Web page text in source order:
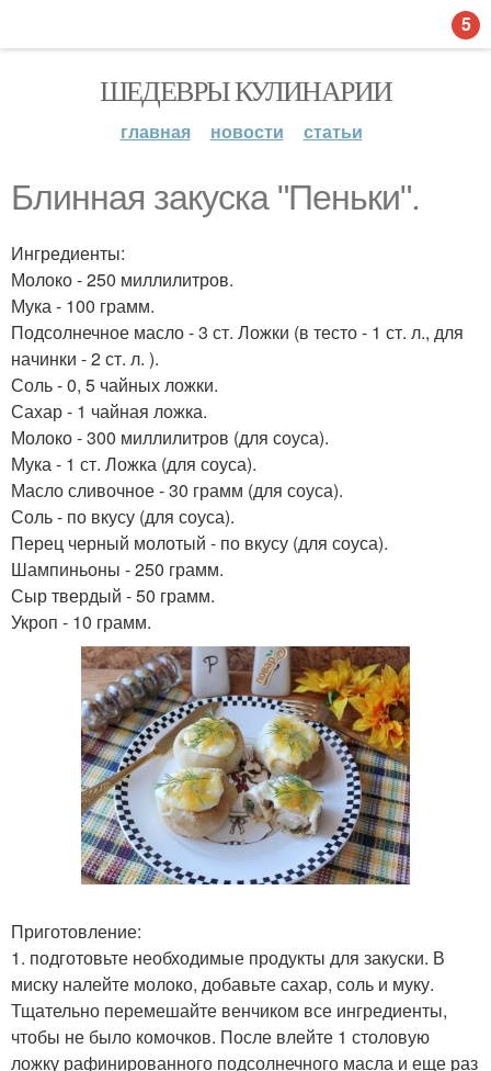
ШЕДЕВРЫ КУЛИНАРИИ
главная новости статьи
Блинная закуска "Пеньки".
Ингредиенты:
Молоко - 250 миллилитров.
Мука - 100 грамм.
Подсолнечное масло - 3 ст. Ложки (в тесто - 1 ст. л., для
начинки - 2 ст. л. ).
Соль - 0, 5 чайных ложки.
Сахар - 1 чайная ложка.
Молоко - 300 миллилитров (для соуса).
Мука - 1 ст. Ложка (для соуса).
Масло сливочное - 30 грамм (для соуса).
Соль - по вкусу (для соуса).
Перец черный молотый - по вкусу (для соуса).
Шампиньоны - 250 грамм.
Сыр твердый - 50 грамм.
Укроп - 10 грамм.
Приготовление:
1. подготовьте необходимые продукты для закуски. В
миску налейте молоко, добавьте сахар, соль и муку.
Тщательно перемешайте венчиком все ингредиенты,
чтобы не было комочков. После влейте 1 столовую
ложку рафинированного подсолнечного масла и еще раз
5